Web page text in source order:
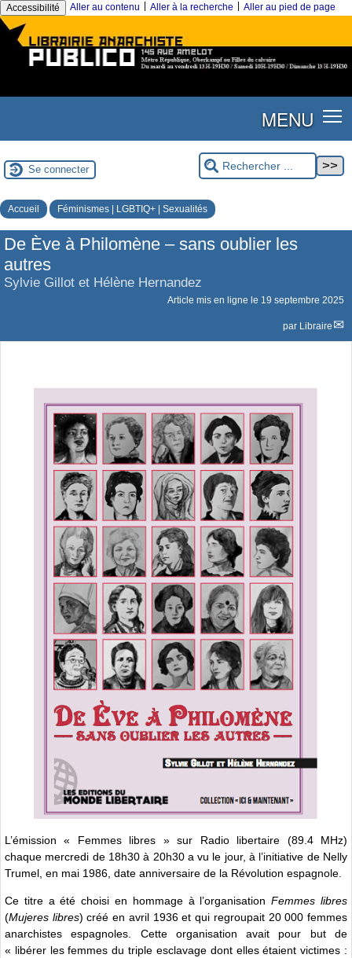
Accessibilité Aller au contenu Aller à la recherche Aller au pied de page
MENU
Se connecter
Accueil Féminismes | LGBTIQ+ | Sexualités
De Ève à Philomène – sans oublier les
autres
Sylvie Gillot et Hélène Hernandez
Article mis en ligne le 19 septembre 2025
par Libraire
L’émission « Femmes libres » sur Radio libertaire (89.4 MHz)
chaque mercredi de 18h30 à 20h30 a vu le jour, à l’initiative de Nelly
Trumel, en mai 1986, date anniversaire de la Révolution espagnole.
Ce titre a été choisi en hommage à l’organisationFemmes libres
(Mujeres libres) créé en avril 1936 et qui regroupait 20 000 femmes
anarchistes espagnoles. Cette organisation avait pour but de
« libérer les femmes du triple esclavage dont elles étaient victimes :